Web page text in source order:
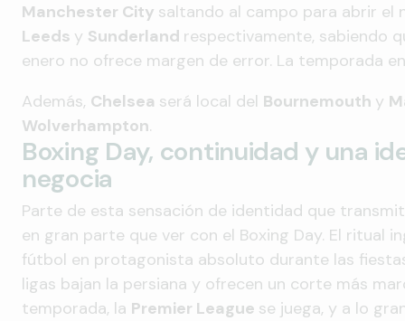
Manchester City saltando al campo para abrir el
Leeds y Sunderland respectivamente, sabiendo
enero no ofrece margen de error. La temporada
Además, Chelsea será local del Bournemouth y
Wolverhampton.
Boxing Day, continuidad y una
negocia
Parte de esta sensación de identidad que
en gran parte que ver con el Boxing Day. El ritual
fútbol en protagonista absoluto durante las
ligas bajan la persiana y ofrecen un corte más
temporada, la Premier League se juega, y a lo